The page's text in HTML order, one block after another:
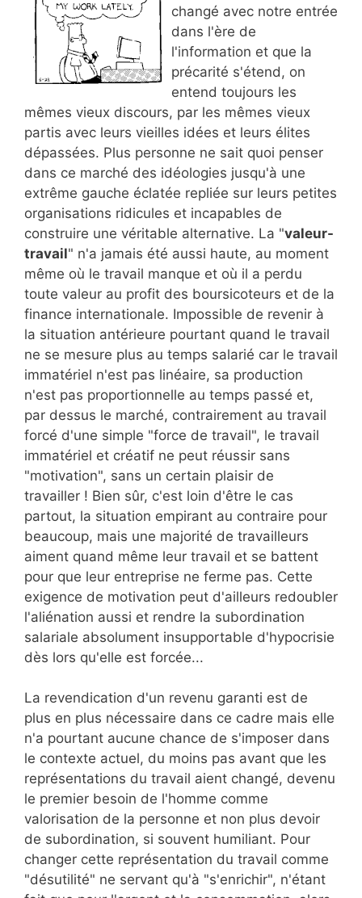
changé avec notre entrée
dans l'ère de
l'information et que la
précarité s'étend, on
entend toujours les
mêmes vieux discours, par les mêmes vieux
partis avec leurs vieilles idées et leurs élites
dépassées. Plus personne ne sait quoi penser
dans ce marché des idéologies jusqu'à une
extrême gauche éclatée repliée sur leurs petites
organisations ridicules et incapables de
construire une véritable alternative. La "valeur-
travail" n'a jamais été aussi haute, au moment
même où le travail manque et où il a perdu
toute valeur au profit des boursicoteurs et de la
finance internationale. Impossible de revenir à
la situation antérieure pourtant quand le travail
ne se mesure plus au temps salarié car le travail
immatériel n'est pas linéaire, sa production
n'est pas proportionnelle au temps passé et,
par dessus le marché, contrairement au travail
forcé d'une simple "force de travail", le travail
immatériel et créatif ne peut réussir sans
"motivation", sans un certain plaisir de
travailler ! Bien sûr, c'est loin d'être le cas
partout, la situation empirant au contraire pour
beaucoup, mais une majorité de travailleurs
aiment quand même leur travail et se battent
pour que leur entreprise ne ferme pas. Cette
exigence de motivation peut d'ailleurs redoubler
l'aliénation aussi et rendre la subordination
salariale absolument insupportable d'hypocrisie
dès lors qu'elle est forcée...
La revendication d'un revenu garanti est de
plus en plus nécessaire dans ce cadre mais elle
n'a pourtant aucune chance de s'imposer dans
le contexte actuel, du moins pas avant que les
représentations du travail aient changé, devenu
le premier besoin de l'homme comme
valorisation de la personne et non plus devoir
de subordination, si souvent humiliant. Pour
changer cette représentation du travail comme
"désutilité" ne servant qu'à "s'enrichir", n'étant